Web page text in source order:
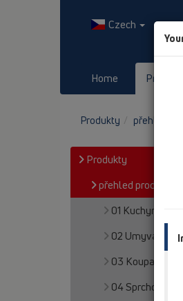
Czech
Home Produkty
Produkty přehled
Produkty
přehled produktů
01 Kuchyně
02 Umyvadla
03 Koupací vany
04 Sprchové